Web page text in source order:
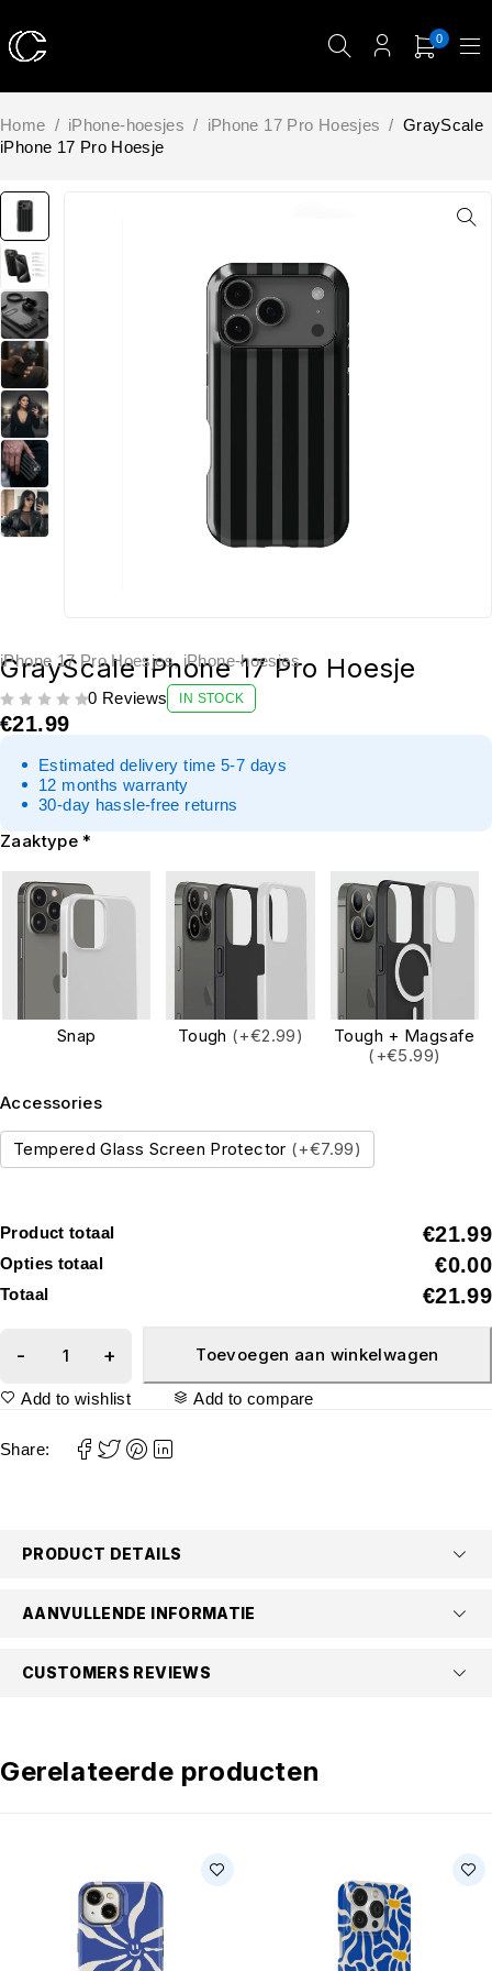
0
Home / iPhone-hoesjes / iPhone 17 Pro Hoesjes / GrayScale
iPhone 17 Pro Hoesje
iPhone 17 Pro Hoesjes, iPhone-hoesjes
GrayScale iPhone 17 Pro Hoesje
0 Reviews IN STOCK
€21.99
Estimated delivery time 5-7 days
12 months warranty
30-day hassle-free returns
Zaaktype *
Snap Tough (+€2.99)
Tough + Magsafe
(+€5.99)
Accessories
Tempered Glass Screen Protector (+€7.99)
Product totaal €21.99
Opties totaal €0.00
Totaal €21.99
Toevoegen aan winkelwagen
Add to wishlist Add to compare
Share:
PRODUCT DETAILS
AANVULLENDE INFORMATIE
CUSTOMERS REVIEWS
Gerelateerde producten